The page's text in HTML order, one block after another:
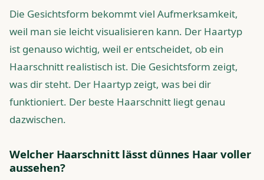
Die Gesichtsform bekommt viel Aufmerksamkeit,
weil man sie leicht visualisieren kann. Der Haartyp
ist genauso wichtig, weil er entscheidet, ob ein
Haarschnitt realistisch ist. Die Gesichtsform zeigt,
was dir steht. Der Haartyp zeigt, was bei dir
funktioniert. Der beste Haarschnitt liegt genau
dazwischen.
Welcher Haarschnitt lässt dünnes Haar voller
aussehen?